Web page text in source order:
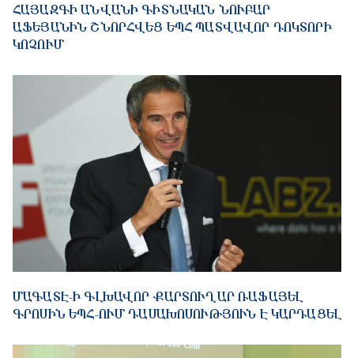
ՀԱՅԱԶԳԻ ԱՆՎԱՆԻ ԳԻՏՆԱԿԱՆ ՆՈՒԲԱՐ
ԱՖԵՅԱՆԻՆ ՇՆՈՐՀՎԵՑ ԵՊՀ ՊԱՏՎԱՎՈՐ ԴՈԿՏՈՐԻ
ԿՈՉՈՒՄ
ՄԱԳԱՏԷ-Ի ԳԼԽԱՎՈՐ ՔԱՐՏՈՒՂԱՐ ՌԱՖԱՅԵԼ
ԳՐՈՍԻՆ ԵՊՀ-ՈՒՄ ԴԱՍԱԽՈՍՈՒԹՅՈՒՆ Է ԿԱՐԴԱՑԵԼ